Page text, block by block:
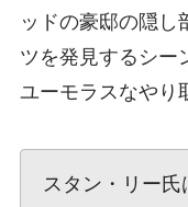
ッドの豪邸の隠し
ツを発見するシー
ユーモラスなやり
スタン・リー氏